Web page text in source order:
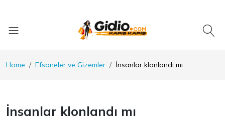
Home Efsaneler ve Gizemler İnsanlar klonlandı mı
İnsanlar klonlandı mı